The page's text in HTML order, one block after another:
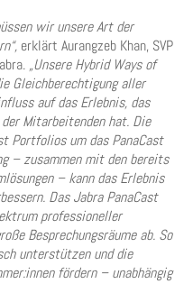
wir unsere Art der
erklärt Aurangzeb Khan, SVP
„Unsere Hybrid Ways of
Gleichberechtigung aller
auf das Erlebnis, das
Mitarbeitenden hat. Die
Portfolios um das PanaCast
– zusammen mit den bereits
– kann das Erlebnis
Das Jabra PanaCast
professioneller
Besprechungsräume ab. So
unterstützen und die
fördern – unabhängig